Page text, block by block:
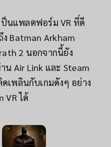
ป็นแพลตฟอร์ม VR ที่ดี
Batman Arkham
2 นอกจากนี้ยัง
น Air Link และ Steam
เพลินกับเกมดังๆ อย่าง
VR ได้